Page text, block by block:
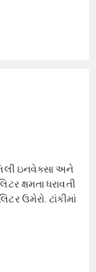
ઇનવેક્સા અને
ક્ષમતા ધરાવતી
ઉમેરો. ટાંકીમાં